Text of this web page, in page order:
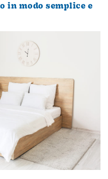
in modo semplice e